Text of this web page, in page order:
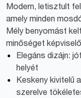
Modern, letisztult
amely minden
Mély benyomást
minőséget
Elegáns dizájn:
helyét
Keskeny kivitelű
szerelve